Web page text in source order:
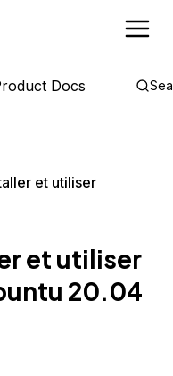
Docs
et utiliser
et utiliser
20.04